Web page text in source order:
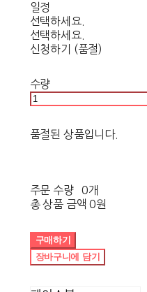
일정
선택하세요.
선택하세요.
신청하기 (품절)
수량
품절된 상품입니다.
주문 수량
0개
총 상품 금액 0원
구매하기
장바구니에 담기